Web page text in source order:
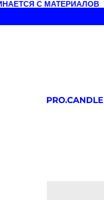
С МАТЕРИАЛОВ